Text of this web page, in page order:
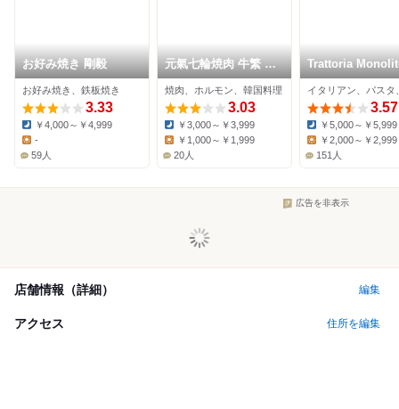
お好み焼き 剛毅
お好み焼き、鉄板焼き
3.33
Dinner:
￥4,000～￥4,999
Lunch:
-
59人
元氣七輪焼肉 牛繁 喜
多見店
焼肉、ホルモン、韓国料理
3.03
Dinner:
￥3,000～￥3,999
Lunch:
￥1,000～￥1,999
20人
Trattoria
3.57
Dinner:
￥5,000～￥5,999
￥2,000～￥2,999
151人
広告を非表示
店舗情報（詳細） 編集
アクセス 住所を編集